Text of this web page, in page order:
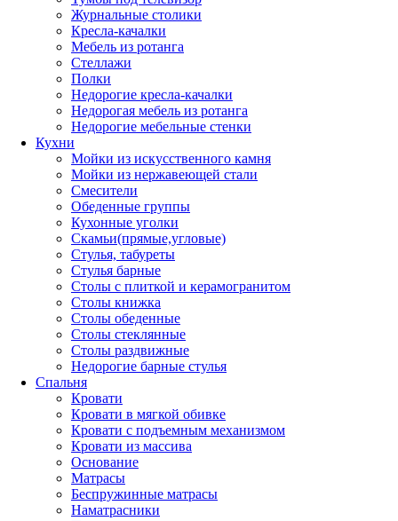
Журнальные столики
Кресла-качалки
Мебель из ротанга
Стеллажи
Полки
Недорогие кресла-качалки
Недорогая мебель из ротанга
Недорогие мебельные стенки
Кухни
Мойки из искусственного камня
Мойки из нержавеющей стали
Смесители
Обеденные группы
Кухонные уголки
Скамьи(прямые,угловые)
Стулья, табуреты
Стулья барные
Столы с плиткой и керамогранитом
Столы книжка
Столы обеденные
Столы стеклянные
Столы раздвижные
Недорогие барные стулья
Спальня
Кровати
Кровати в мягкой обивке
Кровати с подъемным механизмом
Кровати из массива
Основание
Матрасы
Беспружинные матрасы
Наматрасники